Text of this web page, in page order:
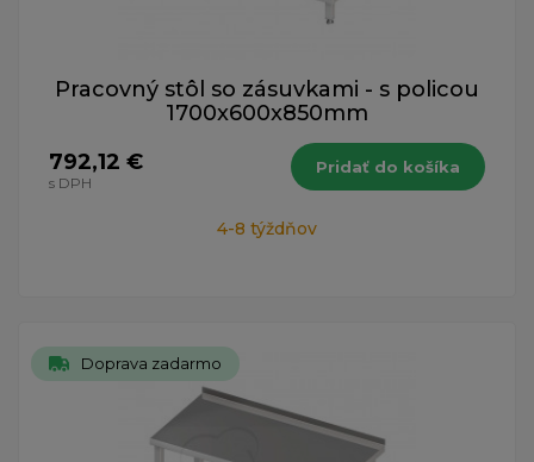
Pracovný stôl so zásuvkami - s policou
1700x600x850mm
792,12 €
s DPH
Pridať do košíka
4-8 týždňov
Doprava zadarmo